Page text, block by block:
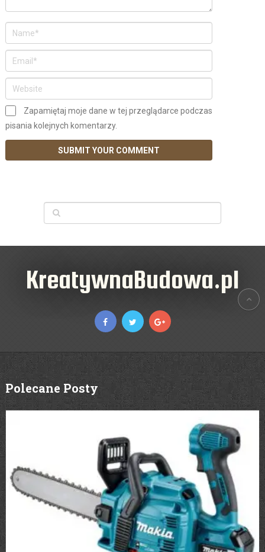
Zapamiętaj moje dane w tej przeglądarce podczas
pisania kolejnych komentarzy.
KreatywnaBudowa.pl
Polecane Posty